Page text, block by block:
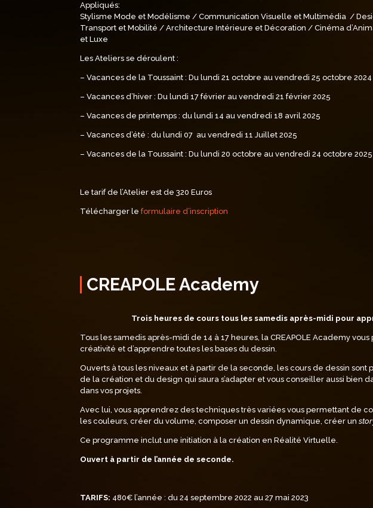
Appliqués:
Stylisme Mode et Modélisme /Communication Visuelle et Multimédia /
Transport et Mobilité /Architecture Intérieure et Décoration /Cinéma
et Luxe
Les Ateliers se déroulent :
– Vacances de la Toussaint : Du lundi 21 octobre au vendredi 25 octobre 2024
– Vacances d’hiver : Du lundi 17 février au vendredi 21 février 2025
– Vacances de printemps : du lundi 14 au vendredi 18 avril 2025
– Vacances d’été : du lundi 07 au vendredi 11 Juillet 2025
– Vacances de la Toussaint : Du lundi 20 octobre au vendredi 24 octobre 2025
Le tarif de l’Atelier est de 320 Euros
Télécharger leformulaire d’inscription
CREAPOLE Academy
Trois heures de cours tous les samedis après-midi pour
Tous les samedis après-midi de 14 à 17 heures, la CREAPOLE Academy
créativité et d’apprendre toutes les bases du dessin.
Ouverts à tous les niveaux et à partir de la seconde, les cours de dessin sont
de la création et du design qui saura s’adapter et vous conseiller aussi bien
dans vos projets.
Avec lui, vous apprendrez des techniques très variées vous permettant de
les couleurs, créer du volume, composer un dessin dynamique, créer un
Ce programme inclut une initiation à la création en Réalité Virtuelle.
Ouvert à partir de l’année de seconde.
TARIFS: 480€ l’année : du 24 septembre 2022 au 27 mai 2023